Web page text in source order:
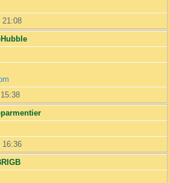
21:08
16:36